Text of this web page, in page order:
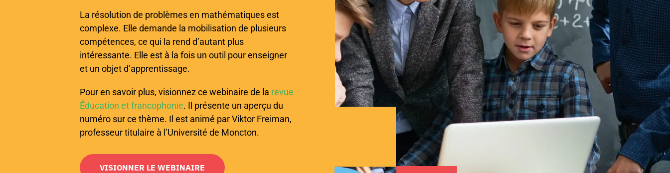
La résolution de problèmes en mathématiques est
complexe. Elle demande la mobilisation de plusieurs
compétences, ce qui la rend d’autant plus
intéressante. Elle est à la fois un outil pour enseigner
et un objet d’apprentissage.
Pour en savoir plus, visionnez ce webinaire de la revue
Éducation et francophonie. Il présente un aperçu du
numéro sur ce thème. Il est animé par Viktor Freiman,
professeur titulaire à l’Université de Moncton.
VISIONNER LE WEBINAIRE